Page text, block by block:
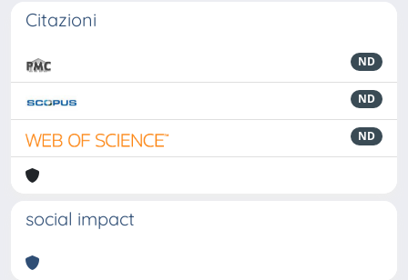
Citazioni
ND
ND
ND
social impact